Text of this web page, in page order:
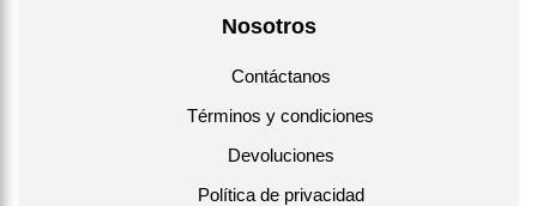
Nosotros
Contáctanos
Términos y condiciones
Devoluciones
Política de privacidad